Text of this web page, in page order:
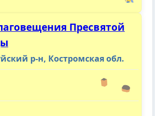
Пресвятой
р-н, Костромская обл.